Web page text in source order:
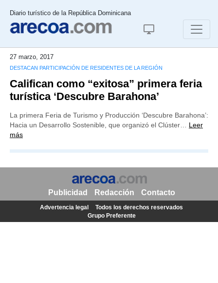
Diario turístico de la República Dominicana
27 marzo, 2017
DESTACAN PARTICIPACIÓN DE RESIDENTES DE LA REGIÓN
Califican como “exitosa” primera feria
turística ‘Descubre Barahona’
La primera Feria de Turismo y Producción ‘Descubre Barahona’:
Hacia un Desarrollo Sostenible, que organizó el Clúster… Leer
más
Publicidad Redacción Contacto
Advertencia legal
Todos los derechos reservados
Grupo Preferente